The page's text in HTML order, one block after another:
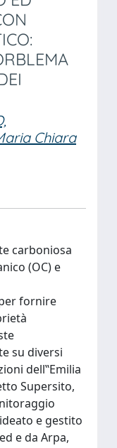
Chiara
carboniosa
(OC) e
fornire
su diversi
dell‟Emilia
Supersito,
e gestito
e da Arpa,